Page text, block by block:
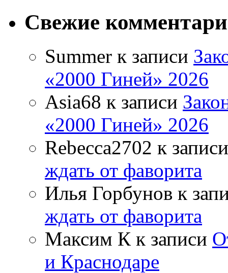
Свежие
Summer к записи
«2000 Гиней» 2026
Asia68 к записи
«2000 Гиней» 2026
Rebecca2702 к
ждать от фаворита
Илья Горбунов к
ждать от фаворита
Максим К к записи
и Краснодаре